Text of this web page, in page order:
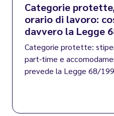
Categorie
orario di lavoro:
davvero la Legge
Categorie protette:
part-time e
prevede la Legge 68/